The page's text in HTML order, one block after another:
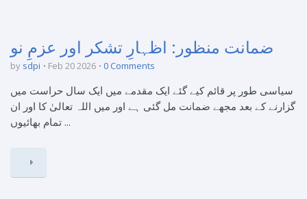
ضمانت منظور: اظہارِ تشکر اور عزمِ نو
by sdpi Feb 20 2026 0 Comments
سیاسی طور پر قائم کیے گئے ایک مقدمے میں ایک سال حراست میں
گزارنے کے بعد مجھے ضمانت مل گئی ہے اور میں اللہ تعالیٰ کا اور ان
تمام بھائیوں ...